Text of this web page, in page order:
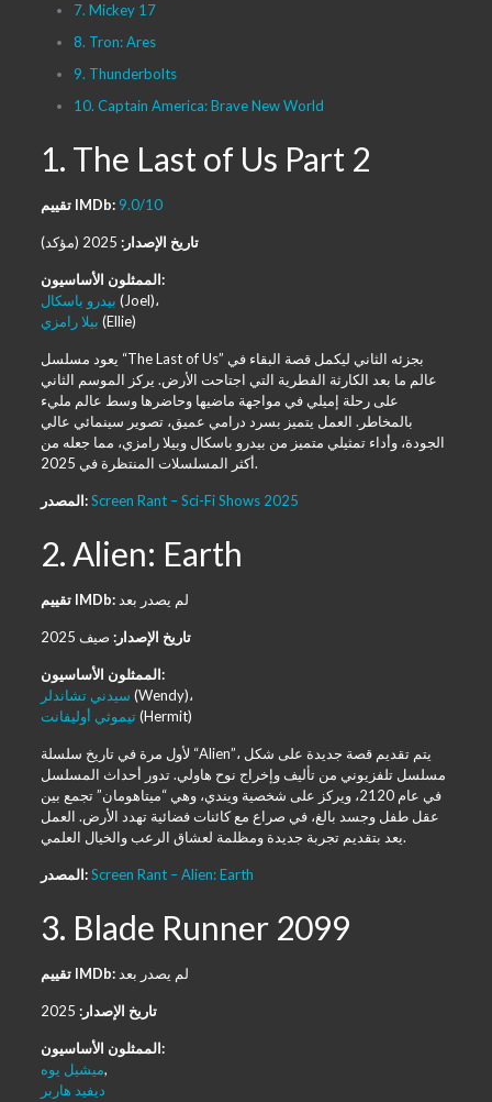
7. Mickey 17
8. Tron: Ares
9. Thunderbolts
10. Captain America: Brave New World
1. The Last of Us Part 2
تقييم IMDb: 9.0/10
تاريخ الإصدار:
الممثلون الأساسيون:
بيدرو باسكال (Joel)،
بيلا رامزي (Ellie)
يعود مسلسل “The Last of Us” بجزئه الثاني ليكمل قصة البقاء في
عالم ما بعد الكارثة الفطرية التي اجتاحت الأرض. يركز الموسم الثاني
على رحلة إميلي في مواجهة ماضيها وحاضرها وسط عالم مليء
بالمخاطر. العمل يتميز بسرد درامي عميق، تصوير سينمائي عالي
الجودة، وأداء تمثيلي متميز من بيدرو باسكال وبيلا رامزي، مما جعله من
أكثر المسلسلات المنتظرة في 2025.
المصدر:Screen Rant – Sci-Fi Shows 2025
2. Alien: Earth
تقييم IMDb: لم يصدر بعد
تاريخ الإصدار: صيف 2025
الممثلون الأساسيون:
سيدني تشاندلر (Wendy)،
تيموثي أوليفانت(Hermit)
لأول مرة في تاريخ سلسلة “Alien”، يتم تقديم قصة جديدة على شكل
مسلسل تلفزيوني من تأليف وإخراج نوح هاولي. تدور أحداث المسلسل
في عام 2120، ويركز على شخصية ويندي، وهي “ميتاهومان” تجمع بين
عقل طفل وجسد بالغ، في صراع مع كائنات فضائية تهدد الأرض. العمل
يعد بتقديم تجربة جديدة ومظلمة لعشاق الرعب والخيال العلمي.
المصدر:Screen Rant – Alien: Earth
3. Blade Runner 2099
تقييم IMDb: لم يصدر بعد
تاريخ الإصدار:
الممثلون الأساسيون:
ميشيل يوه,
ديفيد هاربر